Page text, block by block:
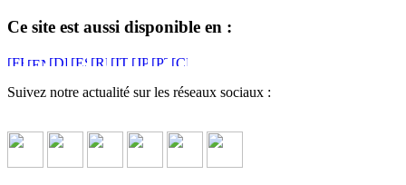
Ce site est aussi disponible en :
Suivez notre actualité sur les réseaux sociaux :